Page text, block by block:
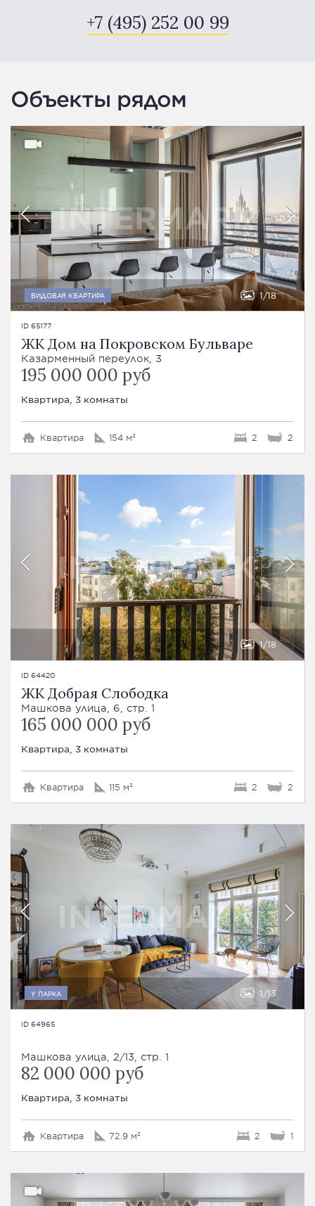
+7 (495) 252 00 99
Объекты рядом
ВИДОВАЯ КВАРТИРА 1 18
ID 65177
ЖК Дом на Покровском Бульваре
Казарменный переулок, 3
195 000 000 руб
Квартира, 3 комнаты
Квартира 154 м² 2 2
1 18
ID 64420
ЖК Добрая Слободка
Машкова улица, 6, стр. 1
165 000 000 руб
Квартира, 3 комнаты
Квартира 115 м² 2 2
У ПАРКА 1 13
ID 64965
Машкова улица, 2/13, стр. 1
82 000 000 руб
Квартира, 3 комнаты
Квартира 72.9 м² 2 1